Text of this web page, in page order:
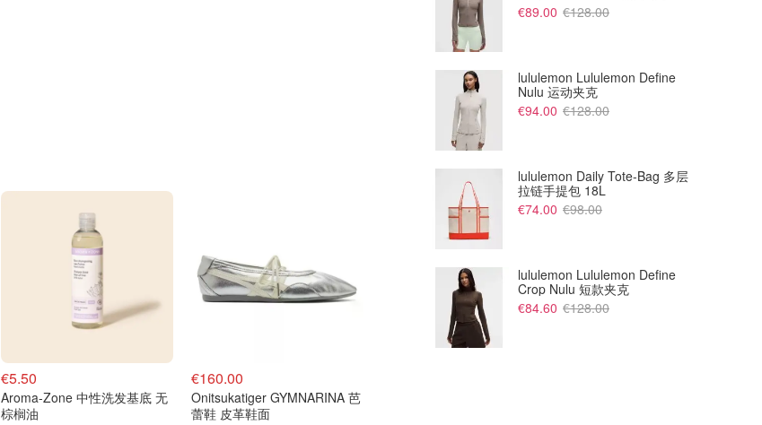
€5.50
Aroma-Zone 中性洗发基底 无
棕榈油
€160.00
Onitsukatiger GYMNARINA 芭
蕾鞋 皮革鞋面
€89.00 €128.00
lululemon Lululemon Define
Nulu 运动夹克
€94.00 €128.00
lululemon Daily Tote-Bag 多层
拉链手提包 18L
€74.00 €98.00
lululemon Lululemon Define
Crop Nulu 短款夹克
€84.60 €128.00